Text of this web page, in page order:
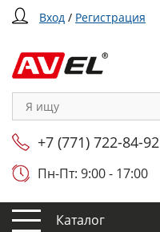
Вход / Регистрация
+7 (771) 722-84-92
Пн-Пт: 9:00 - 17:00
Каталог